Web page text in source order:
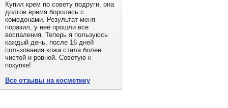
Купил крем по совету подруги, она
долгое время боролась с
комедонами. Результат меня
поразил, у неё прошли все
воспаления. Теперь я пользуюсь
каждый день, после 16 дней
пользования кожа стала более
чистой и ровной. Советую к
покупке!
Все отзывы на косметику